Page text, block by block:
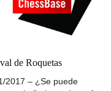
de Roquetas
2017 – ¿Se puede